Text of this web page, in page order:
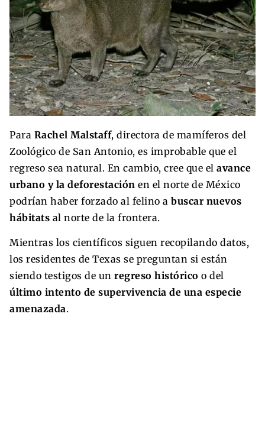
Para Rachel Malstaff, directora de mamíferos del
Zoológico de San Antonio, es improbable que el
regreso sea natural. En cambio, cree que el avance
urbano y la deforestación en el norte de México
podrían haber forzado al felino a buscar nuevos
hábitats al norte de la frontera.
Mientras los científicos siguen recopilando datos,
los residentes de Texas se preguntan si están
siendo testigos de un regreso histórico o del
último intento de supervivencia de una especie
amenazada.